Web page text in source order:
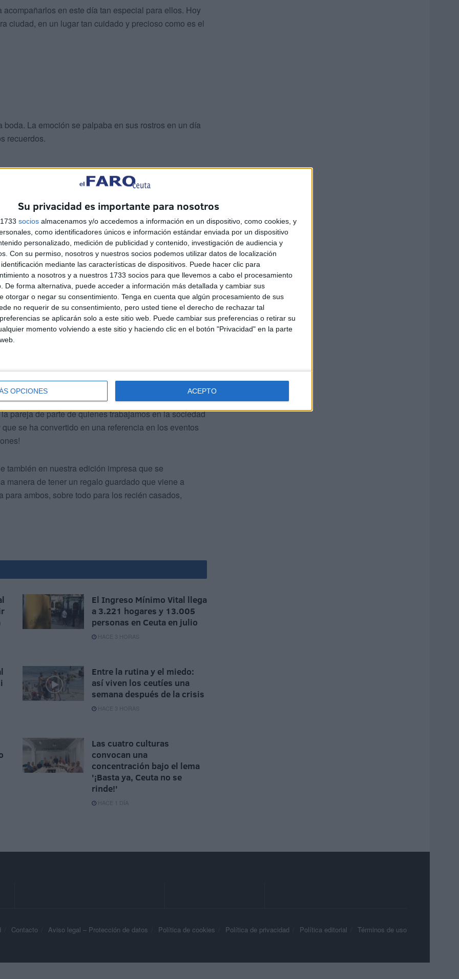
Su privacidad es importante para nosotros
socios almacenamos y/o accedemos a información en un dispositivo, como cookies, y
como identificadores únicos e información estándar enviada por un dispositivo
personalizado, medición de publicidad y contenido, investigación de audiencia y
Con su permiso, nosotros y nuestros socios podemos utilizar datos de localización
mediante las características de dispositivos. Puede hacer clic para
a nosotros y a nuestros 1733 socios para que llevemos a cabo el procesamiento
De forma alternativa, puede acceder a información más detallada y cambiar sus
otorgar o negar su consentimiento. Tenga en cuenta que algún procesamiento de sus
no requerir de su consentimiento, pero usted tiene el derecho de rechazar tal
se aplicarán solo a este sitio web. Puede cambiar sus preferencias o retirar su
momento volviendo a este sitio y haciendo clic en el botón "Privacidad" en la parte
OPCIONES ACEPTO
en este día tan especial para ellos. Hoy
ciudad, en un lugar tan cuidado y precioso como es el
La emoción se palpaba en sus rostros en un día
recuerdos.
acercado hasta el Ayuntamiento, amigos y familiares
día tan grato para ambos. Los presentes han ofrecido las
han dudado en fotografiar cada detalle.
todos los detalles. Nuestra compañera Paola
la mañana de este sábadoen el Salón del Trono.
pareja de parte de quienes trabajamos en la sociedad
se ha convertido en una referencia en los eventos
también en nuestra edición impresa que se
manera de tener un regalo guardado que viene a
ambos, sobre todo para los recién casados,
El Ingreso Mínimo Vital llega
a 3.221 hogares y 13.005
personas en Ceuta en julio
HACE 3 HORAS
Entre la rutina y el miedo:
así viven los ceutíes una
semana después de la crisis
HACE 3 HORAS
Las cuatro culturas
convocan una
concentración bajo el lema
'¡Basta ya, Ceuta no se
rinde!'
HACE 1 DÍA
Contacto Aviso legal – Protección de datos Política de cookies Política de privacidad Política editorial Términos de uso